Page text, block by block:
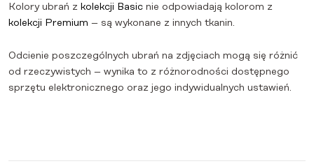
Kolory ubrań z kolekcji Basic nie odpowiadają kolorom z
kolekcji Premium – są wykonane z innych tkanin.
Odcienie poszczególnych ubrań na zdjęciach mogą się różnić
od rzeczywistych – wynika to z różnorodności dostępnego
sprzętu elektronicznego oraz jego indywidualnych ustawień.